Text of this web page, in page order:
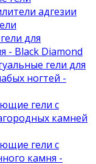
адгезии
для
- Black Diamond
гели для
ногтей -
гели с
камней
гели с
камня -